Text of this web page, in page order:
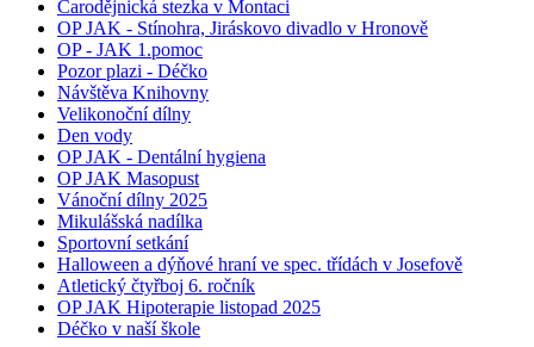
Čarodějnická stezka v Montaci
OP JAK - Stínohra, Jiráskovo divadlo v Hronově
OP - JAK 1.pomoc
Pozor plazi - Déčko
Návštěva Knihovny
Velikonoční dílny
Den vody
OP JAK - Dentální hygiena
OP JAK Masopust
Vánoční dílny 2025
Mikulášská nadílka
Sportovní setkání
Halloween a dýňové hraní ve spec. třídách v Josefově
Atletický čtyřboj 6. ročník
OP JAK Hipoterapie listopad 2025
Déčko v naší škole